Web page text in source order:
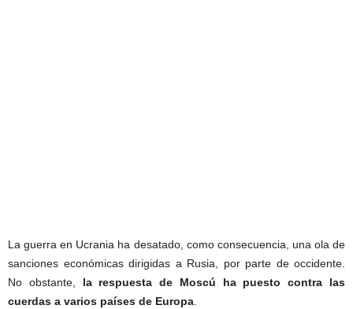
La guerra en Ucrania ha desatado, como consecuencia, una ola de
sanciones económicas dirigidas a Rusia, por parte de occidente.
No obstante,
la respuesta de Moscú ha puesto contra las
cuerdas a varios países de Europa